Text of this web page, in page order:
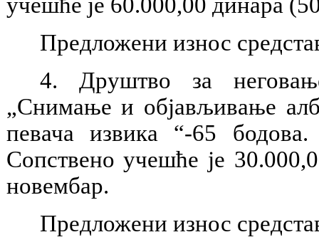
Предложени износ
4. Друштво за
„Снимање и објављивање
певача извика “-65
Сопствено учешће је
новембар.
Предложени износ